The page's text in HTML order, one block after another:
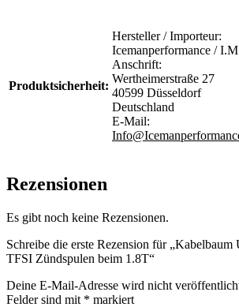
Produktsicherheit:
Hersteller / Importeur:
Icemanperformance /
Anschrift:
Wertheimerstraße 27
40599 Düsseldorf
Deutschland
E-Mail:
Rezensionen
Es gibt noch keine Rezensionen.
Schreibe die erste Rezension für „Kabelbaum
TFSI Zündspulen beim 1.8T“
Deine E-Mail-Adresse wird nicht
Felder sind mit * markiert